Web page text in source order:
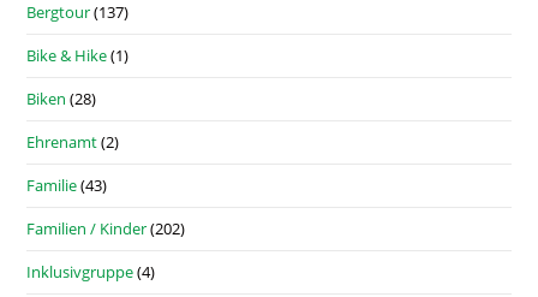
Bergtour(137)
Bike & Hike(1)
Biken (28)
Ehrenamt(2)
Familie(43)
Familien / Kinder(202)
Inklusivgruppe(4)